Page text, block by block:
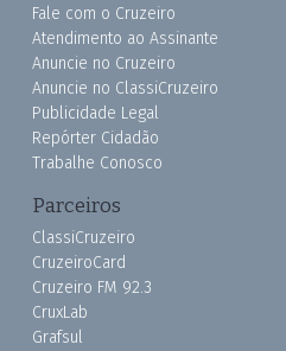
Fale com o Cruzeiro
Atendimento ao Assinante
Anuncie no Cruzeiro
Anuncie no ClassiCruzeiro
Publicidade Legal
Repórter Cidadão
Trabalhe Conosco
Parceiros
ClassiCruzeiro
CruzeiroCard
Cruzeiro FM 92.3
CruxLab
Grafsul